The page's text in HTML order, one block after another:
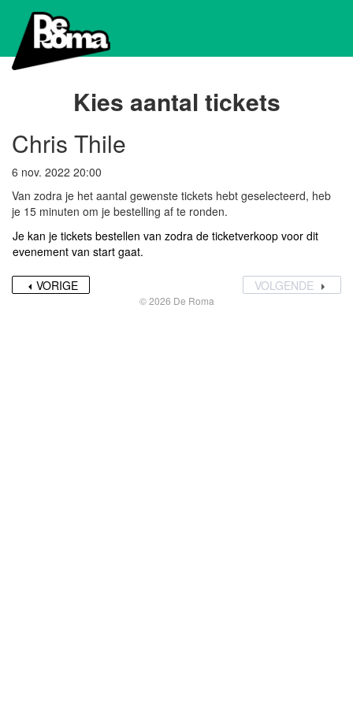
Kies aantal tickets
Chris Thile
6 nov. 2022 20:00
Van zodra je het aantal gewenste tickets hebt geselecteerd, heb
je 15 minuten om je bestelling af te ronden.
Je kan je tickets bestellen van zodra de ticketverkoop voor dit
evenement van start gaat.
VORIGE VOLGENDE
© 2026 De Roma